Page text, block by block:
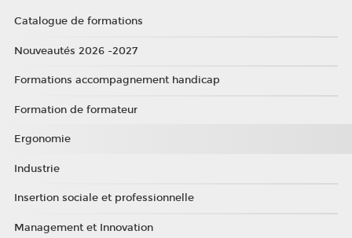
Catalogue de formations
Nouveautés 2026 -2027
Formations accompagnement handicap
Formation de formateur
Ergonomie
Industrie
Insertion sociale et professionnelle
Management et Innovation